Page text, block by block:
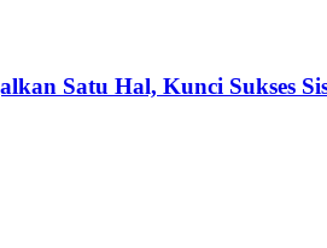
Satu Hal, Kunci Sukses